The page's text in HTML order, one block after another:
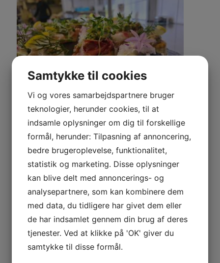
Anrettede tapas med kaviar, roastbeef
og urter serveret hos Hotel
Skovridergaarden på Lolland Falster
3 slags pølse
Svampe bruchetta
New Yorker Strip m. Bearnaise
mayonnaise og cornichoner
Unghanebryst med gulerods tapanade
Samtykke til cookies
Vi og vores samarbejdspartnere bruger
teknologier, herunder cookies, til at
indsamle oplysninger om dig til forskellige
formål, herunder: Tilpasning af annoncering,
bedre brugeroplevelse, funktionalitet,
statistik og marketing. Disse oplysninger
kan blive delt med annoncerings- og
analysepartnere, som kan kombinere dem
med data, du tidligere har givet dem eller
de har indsamlet gennem din brug af deres
tjenester. Ved at klikke på 'OK' giver du
samtykke til disse formål.